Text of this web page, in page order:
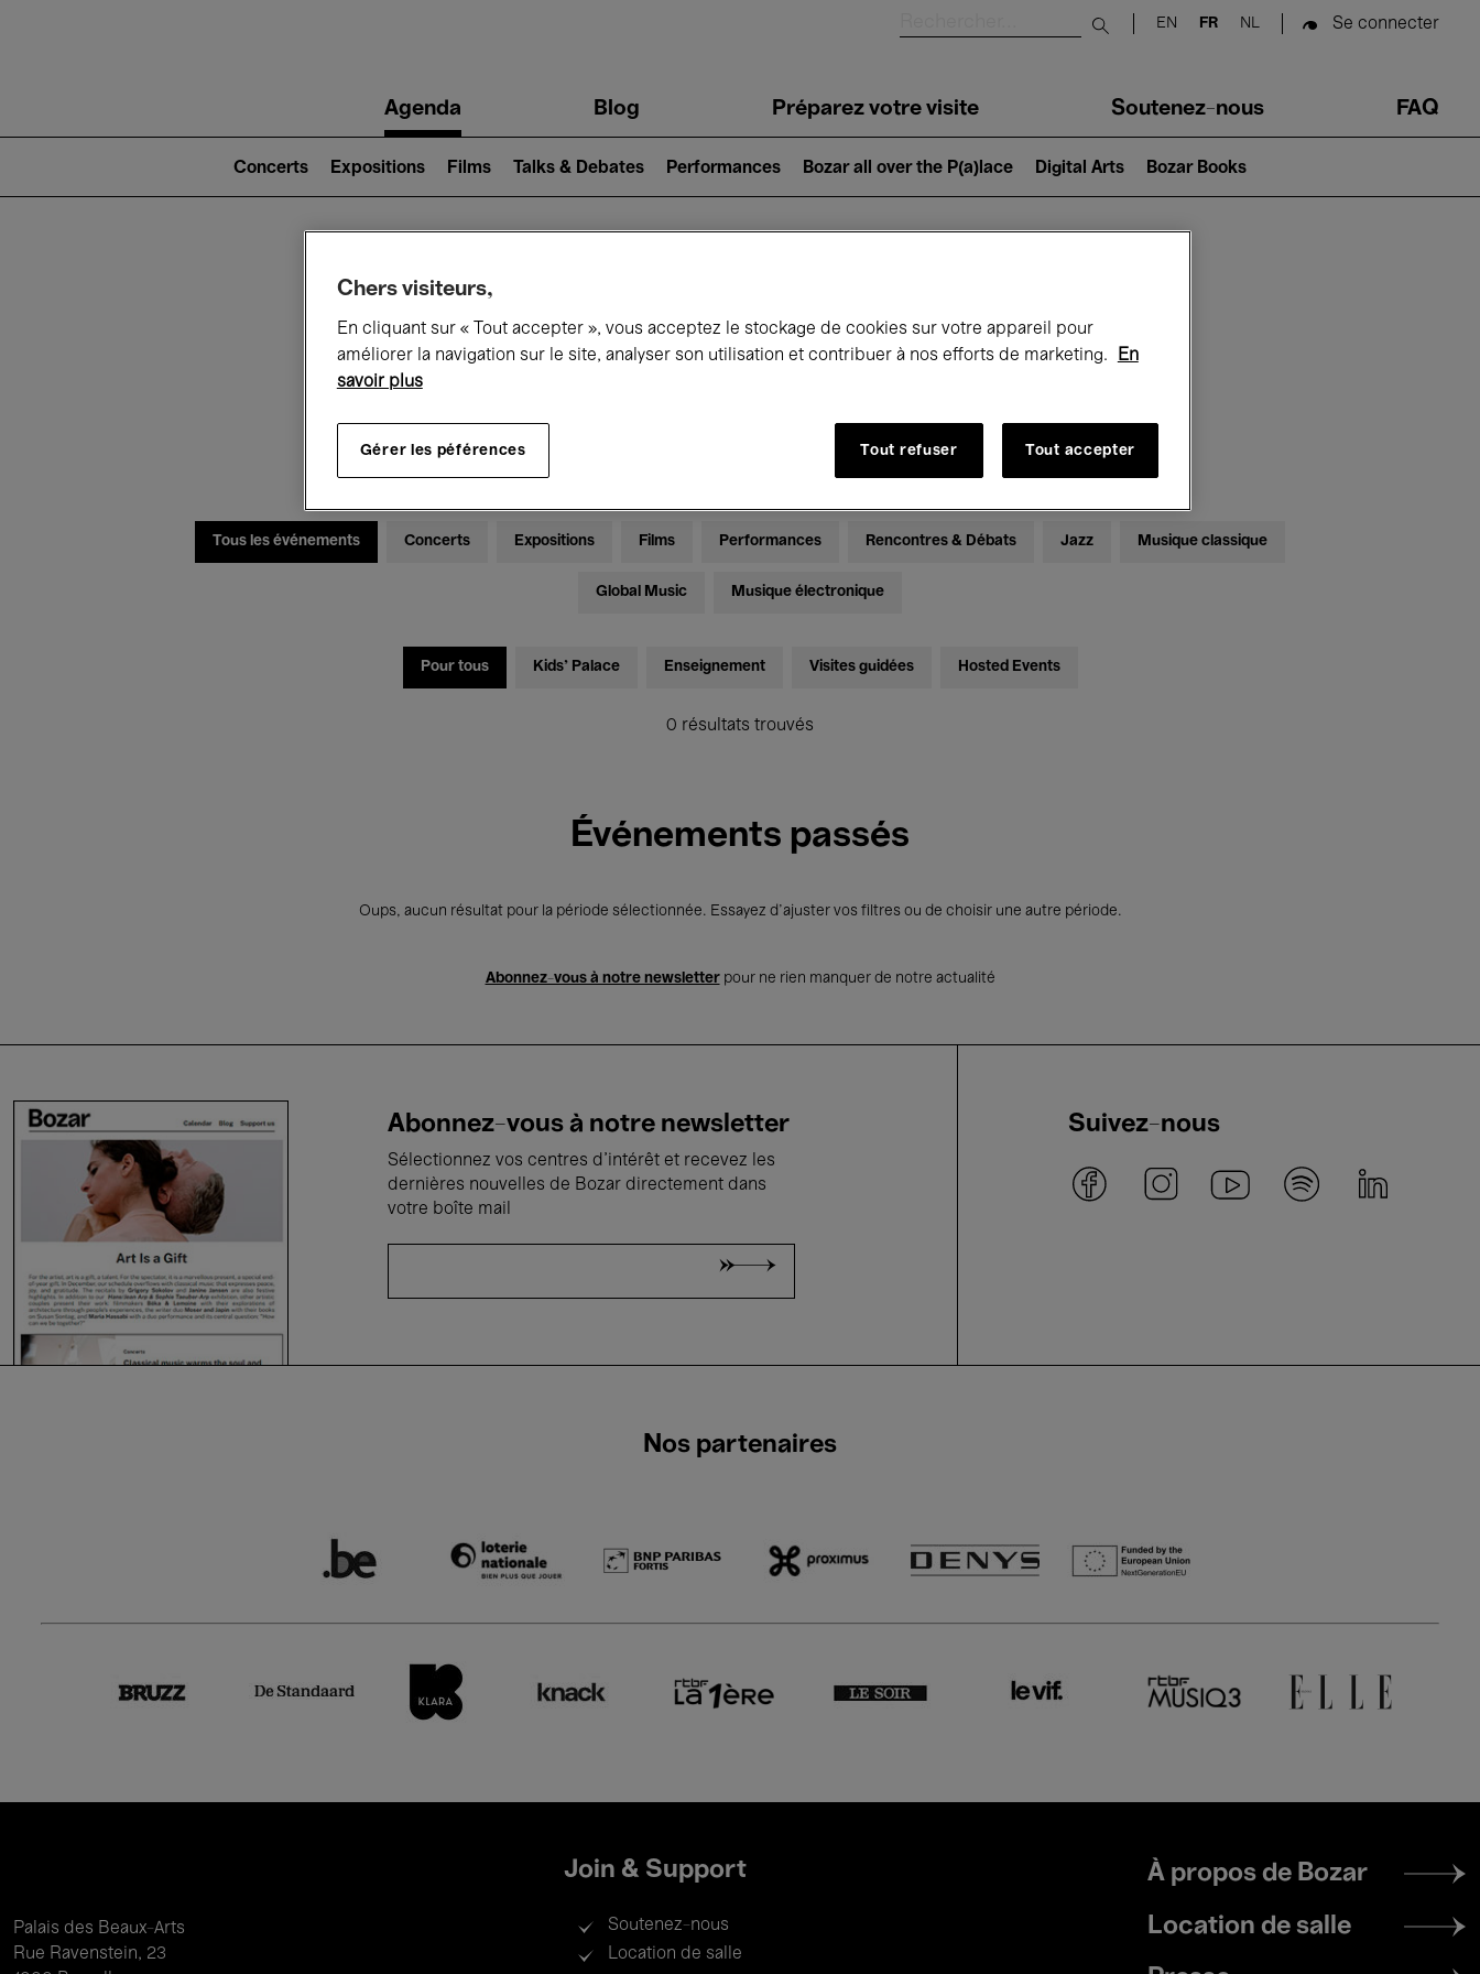
Submit search
EN FR NL Se connecter
navigationAgenda Blog Préparez votre visite Soutenez-nous FAQ
2)
Concerts Expositions Films Talks & Debates Performances Bozar all over the P(a)lace Digital Arts Bozar Books
Ce qui se passe à Bozar
Lundi 11 Mai 2026
Tous les événements Concerts Expositions Films Performances Rencontres & Débats Jazz Musique classique
Global Music Musique électronique
Pour tous Kids’ Palace Enseignement Visites guidées Hosted Events
0 résultats trouvés
Événements passés
Oups, aucun résultat pour la période sélectionnée. Essayez d’ajuster vos filtres ou de choisir une autre période.
Abonnez-vous à notre newsletterpour ne rien manquer de notre actualité
Abonnez-vous à notre newsletter
Sélectionnez vos centres d'intérêt et recevez les
dernières nouvelles de Bozar directement dans
votre boîte mail
Suivez-nous
Nos partenaires
Palais des Beaux-Arts
Rue Ravenstein, 23
Join & Support
Soutenez-nous
Location de salle
Footer
menu
À propos de Bozar
Location de salle
Chers visiteurs,
En cliquant sur « Tout accepter », vous acceptez le stockage de cookies sur votre appareil pour
améliorer la navigation sur le site, analyser son utilisation et contribuer à nos efforts de marketing.
En
savoir plus
Gérer les péférences Tout refuser Tout accepter